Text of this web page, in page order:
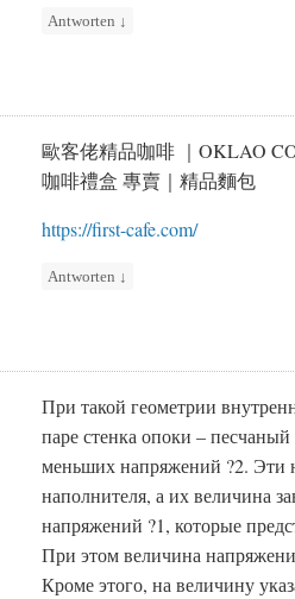
Antworten ↓
歐客佬精品咖啡 ｜OKLAO
咖啡禮盒 專賣｜精品麵包
https://first-cafe.com/
Antworten ↓
При такой геометрии
паре стенка опоки –
меньших напряжений ?2. Эти
наполнителя, а их величина
напряжений ?1, которые
При этом величина
Кроме этого, на величину